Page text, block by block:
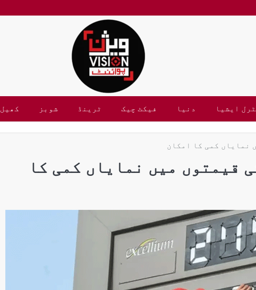
ایشیا دنیا فیکٹ چیک ٹرینڈ شوبز کھیل
نمایاں کمی کا امکان
قیمتوں میں نمایاں کمی کا
سنٹرل ایشیا